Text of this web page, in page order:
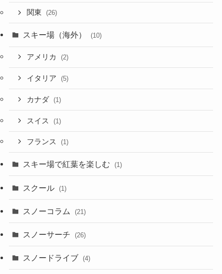
関東 (26)
スキー場（海外） (10)
アメリカ (2)
イタリア (5)
カナダ (1)
スイス (1)
フランス (1)
スキー場で紅葉を楽しむ (1)
スクール (1)
スノーコラム (21)
スノーサーチ (26)
スノードライブ (4)